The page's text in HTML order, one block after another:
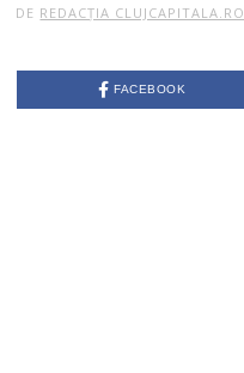
DE REDACȚIA CLUJCAPITALA.RO
FACEBOOK